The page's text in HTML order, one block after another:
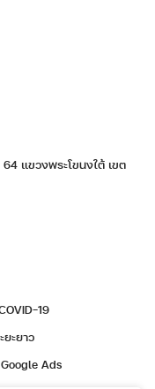
แขวงพระโขนงใต้ เขต
19
ะยาว
Ads